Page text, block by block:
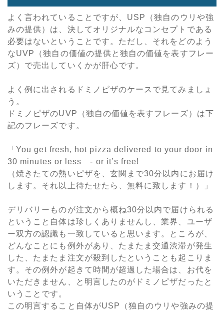
よく言われていることですが、USP（独自のウリや強
みの提供）は、決してオリジナルなコンセプトである
必要はないということです。ただし、それをどのよう
なUVP（独自の価値の提供と独自の価値を表すフレー
ズ）で売出していくかが肝心です。
よく例に出されるドミノピザのケースで見てみましょ
う。
ドミノピザのUVP（独自の価値を表すフレーズ）は下
記のフレーズです。
「You get fresh, hot pizza delivered to your door in
30 minutes or less - or it’s free!
（焼きたての熱いピザを、玄関まで30分以内にお届け
します。それ以上待たせたら、無料に致します！）」
デリバリーものが注文から概ね30分以内で届けられる
ということ自体は珍しくありませんし、業界、ユーザ
ー双方の認識も一致していると思います。ところが、
どんなことにも例外があり、たまたま交通渋滞が発生
した、たまたま注文が殺到したということも起こりま
す。その例外が起きて時間が超過した場合は、お代を
いただきません、と明言したのがドミノピザだったと
いうことです。
この明言すること自体がUSP（独自のウリや強みの提